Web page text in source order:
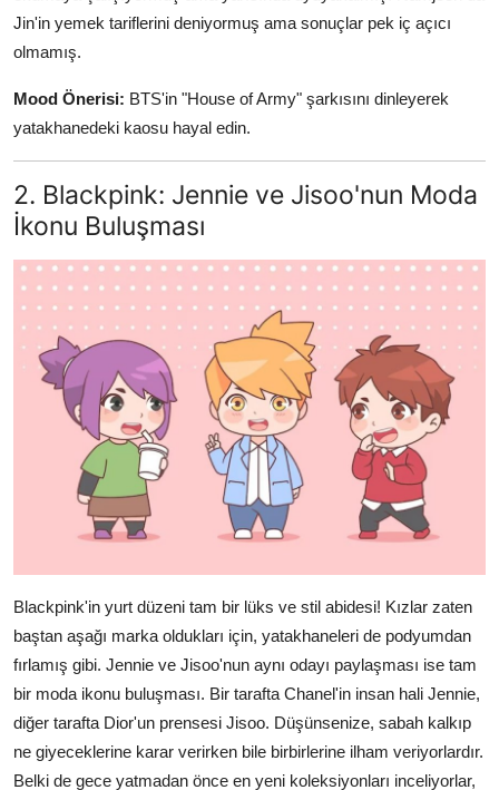
Jin'in yemek tariflerini deniyormuş ama sonuçlar pek iç açıcı
olmamış.
Mood Önerisi: BTS'in "House of Army" şarkısını dinleyerek
yatakhanedeki kaosu hayal edin.
2. Blackpink: Jennie ve Jisoo'nun Moda
İkonu Buluşması
Blackpink'in yurt düzeni tam bir lüks ve stil abidesi! Kızlar zaten
baştan aşağı marka oldukları için, yatakhaneleri de podyumdan
fırlamış gibi. Jennie ve Jisoo'nun aynı odayı paylaşması ise tam
bir moda ikonu buluşması. Bir tarafta Chanel'in insan hali Jennie,
diğer tarafta Dior'un prensesi Jisoo. Düşünsenize, sabah kalkıp
ne giyeceklerine karar verirken bile birbirlerine ilham veriyorlardır.
Belki de gece yatmadan önce en yeni koleksiyonları inceliyorlar,